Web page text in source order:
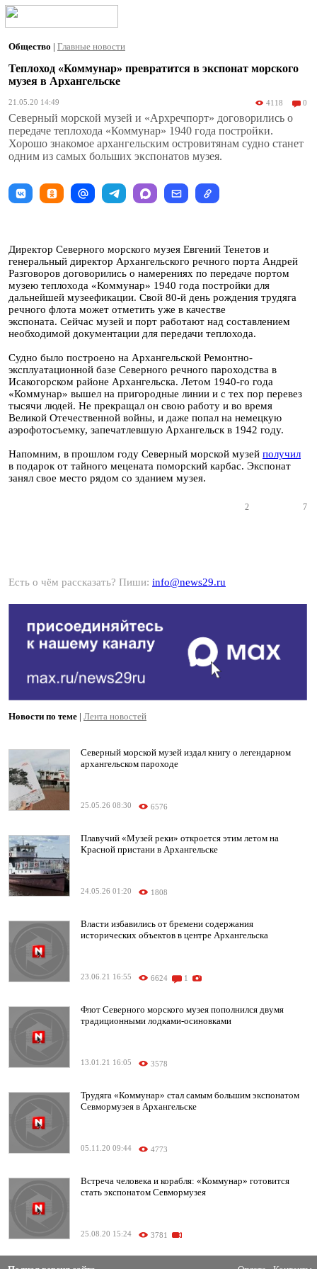
Общество | Главные новости
Теплоход «Коммунар» превратится в экспонат морского
музея в Архангельске
21.05.20 14:49 4118 0
Северный морской музей и «Архречпорт» договорились о
передаче теплохода «Коммунар» 1940 года постройки.
Хорошо знакомое архангельским островитянам судно станет
одним из самых больших экспонатов музея.
Директор Северного морского музея Евгений Тенетов и
генеральный директор Архангельского речного порта Андрей
Разговоров договорились о намерениях по передаче портом
музею теплохода «Коммунар» 1940 года постройки для
дальнейшей музеефикации. Свой 80-й день рождения трудяга
речного флота может отметить уже в качестве
экспоната. Сейчас музей и порт работают над составлением
необходимой документации для передачи теплохода.
Судно было построено на Архангельской Ремонтно-
эксплуатационной базе Северного речного пароходства в
Исакогорском районе Архангельска. Летом 1940-го года
«Коммунар» вышел на пригородные линии и с тех пор перевез
тысячи людей. Не прекращал он свою работу и во время
Великой Отечественной войны, и даже попал на немецкую
аэрофотосъемку, запечатлевшую Архангельск в 1942 году.
Напомним, в прошлом году Северный морской музей получил
в подарок от тайного мецената поморский карбас. Экспонат
занял свое место рядом со зданием музея.
2 7
Есть о чём рассказать? Пиши: info@news29.ru
Новости по теме | Лента новостей
Северный морской музей издал книгу о легендарном
архангельском пароходе
25.05.26 08:30 6576
Плавучий «Музей реки» откроется этим летом на
Красной пристани в Архангельске
24.05.26 01:20 1808
Власти избавились от бремени содержания
исторических объектов в центре Архангельска
23.06.21 16:55 6624 1
Флот Северного морского музея пополнился двумя
традиционными лодками-осиновками
13.01.21 16:05 3578
Трудяга «Коммунар» стал самым большим экспонатом
Севмормузея в Архангельске
05.11.20 09:44 4773
Встреча человека и корабля: «Коммунар» готовится
стать экспонатом Севмормузея
25.08.20 15:24 3781